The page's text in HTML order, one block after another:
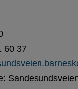
60 37